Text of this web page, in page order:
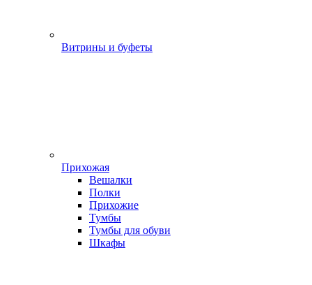
Витрины и буфеты
Прихожая
Вешалки
Полки
Прихожие
Тумбы
Тумбы для обуви
Шкафы